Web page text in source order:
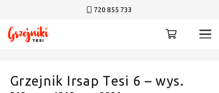
720 855 733
Grzejnik Irsap Tesi 6 – wys.